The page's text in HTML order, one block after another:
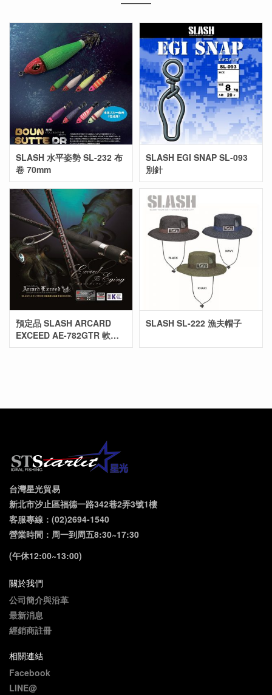
SLASH 水平姿勢 SL-232 布
卷 70mm
SLASH EGI SNAP SL-093
別針
預定品 SLASH ARCARD
EXCEED AE-782GTR 軟絲
竿
SLASH SL-222 漁夫帽子
台灣星光貿易
新北市汐止區福德一路342巷2弄3號1樓
客服專線：(02)2694-1540
營業時間：周一到周五8:30~17:30
(午休12:00~13:00)
關於我們
公司簡介與沿革
最新消息
經銷商註冊
相關連結
Facebook
LINE@